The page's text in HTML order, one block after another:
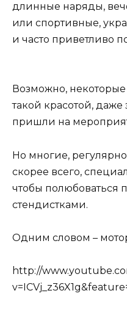
длинные наряды,
или спортивные,
и часто приветливо
Возможно,
такой красотой,
пришли на
Но многие,
скорее всего,
чтобы полюбоваться
стендистками.
Одним словом –
http://